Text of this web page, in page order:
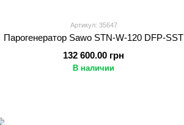
Артикул: 35647
Парогенератор Sawo STN-W-120 DFP-SST
132 600.00 грн
В наличии